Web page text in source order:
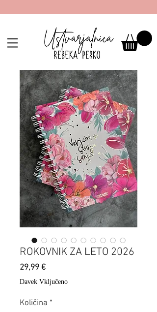
ROKOVNIK ZA LETO 2026
29,99 €Price
Davek Vključeno
Količina *